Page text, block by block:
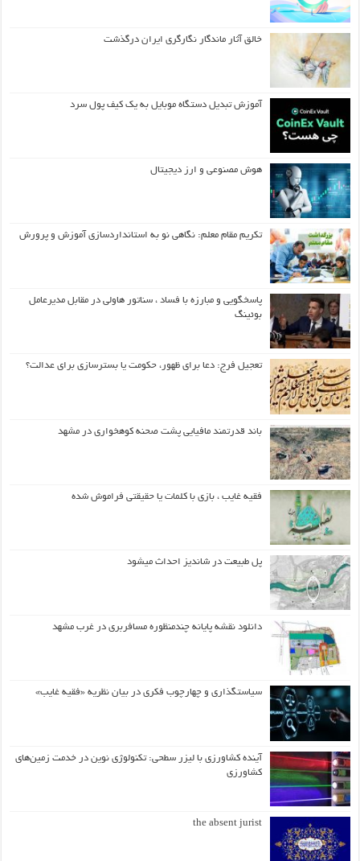
خالق آثار ماندگار نگارگری ایران درگذشت
آموزش تبدیل دستگاه موبایل به یک کیف‌ پول سرد
هوش مصنوعی و ارز دیجیتال
تکریم مقام معلم: نگاهی نو به استانداردسازی آموزش و پرورش
پاسخگویی و مبارزه با فساد ، سناتور هاولی در مقابل مدیرعامل
بوئینگ
تعجیل فرج: دعا برای ظهور، حکومت یا بسترسازی برای عدالت؟
باند قدرتمند مافیایی پشت صحنه کوهخواری در مشهد
فقیه غایب ، بازی با کلمات یا حقیقتی فراموش شده
پل طبیعت در شاندیز احداث میشود
دانلود نقشه پایانه چندمنظوره مسافربری در غرب مشهد
سیاستگذاری و چهارچوب فکری در بیان نظریه «فقیه غایب»
آینده کشاورزی با لیزر سطحی: تکنولوژی نوین در خدمت زمین‌های
کشاورزی
the absent jurist